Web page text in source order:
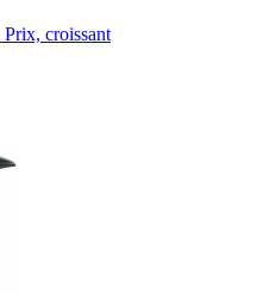
Prix, croissant